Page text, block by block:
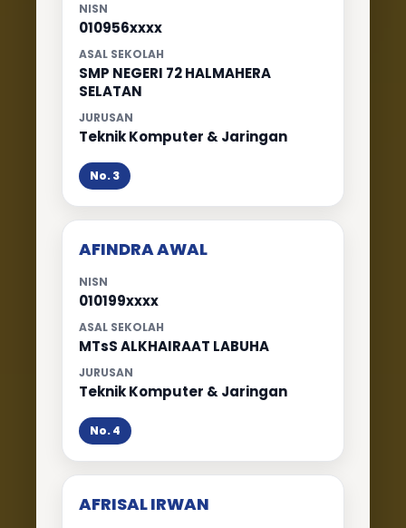
NISN
010956xxxx
ASAL SEKOLAH
SMP NEGERI 72 HALMAHERA
SELATAN
JURUSAN
Teknik Komputer & Jaringan
No. 3
AFINDRA AWAL
NISN
010199xxxx
ASAL SEKOLAH
MTsS ALKHAIRAAT LABUHA
JURUSAN
Teknik Komputer & Jaringan
No. 4
AFRISAL IRWAN